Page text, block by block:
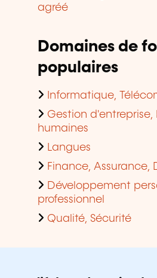
agréé
Domaines de
populaires
Informatique,
Gestion d'entreprise,
humaines
Langues
Finance, Assurance,
Développement
professionnel
Qualité, Sécurité